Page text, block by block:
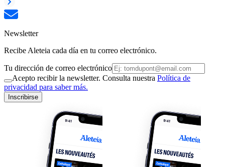
Newsletter
Recibe Aleteia cada día en tu correo electrónico.
Tu dirección de correo electrónico
Acepto recibir la newsletter. Consulta nuestra Política de
privacidad para saber más.
Inscribirse